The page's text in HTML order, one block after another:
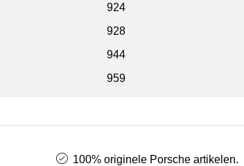
924
928
944
959
100% originele Porsche artikelen.